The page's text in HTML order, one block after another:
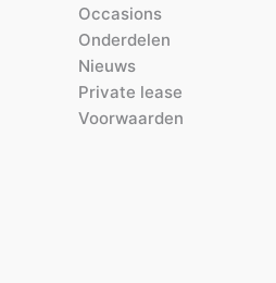
Occasions
Onderdelen
Nieuws
Private lease
Voorwaarden